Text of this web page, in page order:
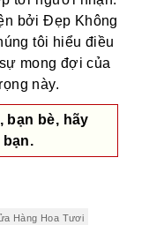
bởi Đẹp Không
tôi hiểu điều
mong đợi của
này.
bạn bè, hãy
Hàng Hoa Tươi